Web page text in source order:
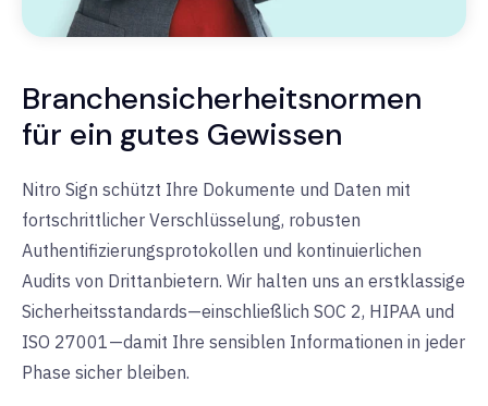
Branchensicherheitsnormen
für ein gutes Gewissen
Nitro Sign schützt Ihre Dokumente und Daten mit
fortschrittlicher Verschlüsselung, robusten
Authentifizierungsprotokollen und kontinuierlichen
Audits von Drittanbietern. Wir halten uns an erstklassige
Sicherheitsstandards—einschließlich SOC 2, HIPAA und
ISO 27001—damit Ihre sensiblen Informationen in jeder
Phase sicher bleiben.